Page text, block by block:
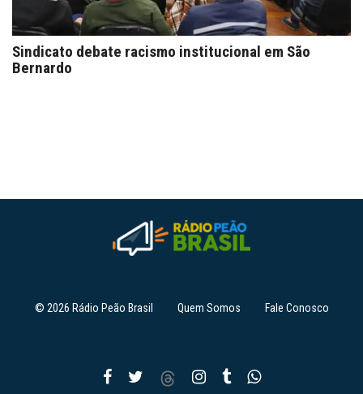
Sindicato debate racismo institucional em São
Bernardo
© 2026 Rádio Peão Brasil Quem Somos Fale Conosco